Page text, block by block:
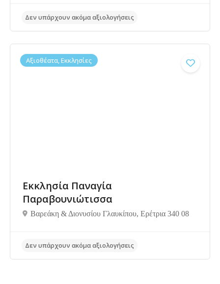
Αξιοθέατα, Εκκλησίες
Εκκλησία Παναγία
Παραβουνιώτισσα
Βαρεάκη & Διονυσίου Γλαυκίπου, Ερέτρια 340 08